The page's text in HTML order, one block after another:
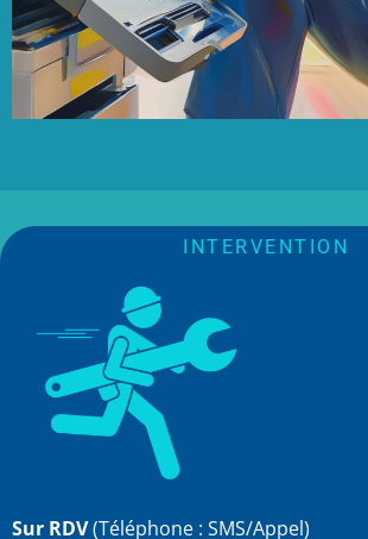
INTERVENTION
Sur RDV(Téléphone : SMS/Appel)